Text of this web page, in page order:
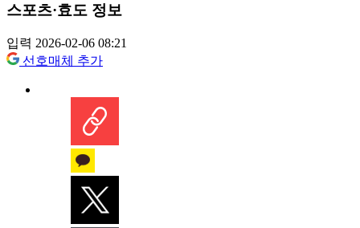
스포츠·효도 정보
입력 2026-02-06 08:21
선호매체 추가